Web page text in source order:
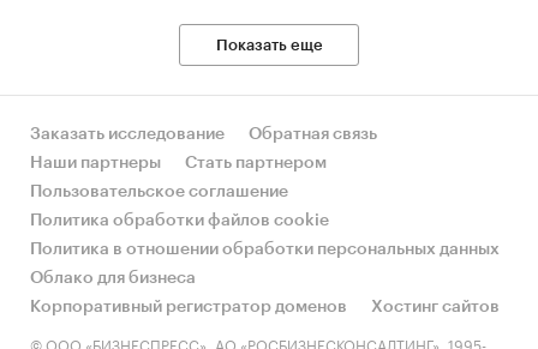
Показать еще
Заказать исследование
Обратная связь
Наши партнеры
Стать партнером
Пользовательское соглашение
Политика обработки файлов cookie
Политика в отношении обработки персональных данных
Облако для бизнеса
Корпоративный регистратор доменов
Хостинг сайтов
© ООО «БИЗНЕСПРЕСС», АО «РОСБИЗНЕСКОНСАЛТИНГ», 1995-